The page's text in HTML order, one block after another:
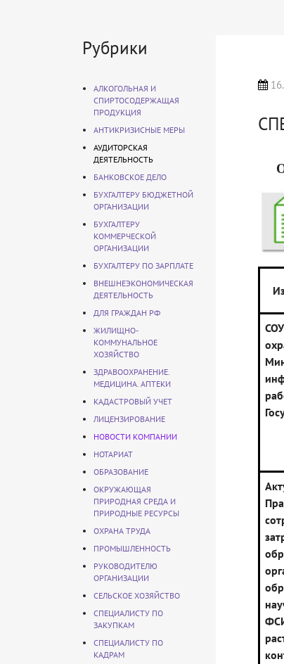
Рубрики
АЛКОГОЛЬНАЯ И
СПИРТОСОДЕРЖАЩАЯ
ПРОДУКЦИЯ
АНТИКРИЗИСНЫЕ МЕРЫ
АУДИТОРСКАЯ
ДЕЯТЕЛЬНОСТЬ
БАНКОВСКОЕ ДЕЛО
БУХГАЛТЕРУ БЮДЖЕТНОЙ
ОРГАНИЗАЦИИ
БУХГАЛТЕРУ
КОММЕРЧЕСКОЙ
ОРГАНИЗАЦИИ
БУХГАЛТЕРУ ПО ЗАРПЛАТЕ
ВНЕШНЕЭКОНОМИЧЕСКАЯ
ДЕЯТЕЛЬНОСТЬ
ДЛЯ ГРАЖДАН РФ
ЖИЛИЩНО-
КОММУНАЛЬНОЕ
ХОЗЯЙСТВО
ЗДРАВООХРАНЕНИЕ.
МЕДИЦИНА. АПТЕКИ
КАДАСТРОВЫЙ УЧЕТ
ЛИЦЕНЗИРОВАНИЕ
НОВОСТИ КОМПАНИИ
НОТАРИАТ
ОБРАЗОВАНИЕ
ОКРУЖАЮЩАЯ
ПРИРОДНАЯ СРЕДА И
ПРИРОДНЫЕ РЕСУРСЫ
ОХРАНА ТРУДА
ПРОМЫШЛЕННОСТЬ
РУКОВОДИТЕЛЮ
ОРГАНИЗАЦИИ
СЕЛЬСКОЕ ХОЗЯЙСТВО
СПЕЦИАЛИСТУ ПО
ЗАКУПКАМ
СПЕЦИАЛИСТУ ПО
КАДРАМ